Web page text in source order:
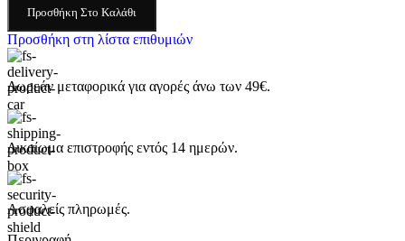
Προσθήκη Στο Καλάθι
Προσθήκη στη λίστα επιθυμιών
Δωρεάν μεταφορικά για αγορές άνω των 49€.
Δικαίωμα επιστροφής εντός 14 ημερών.
Ασφαλείς πληρωμές.